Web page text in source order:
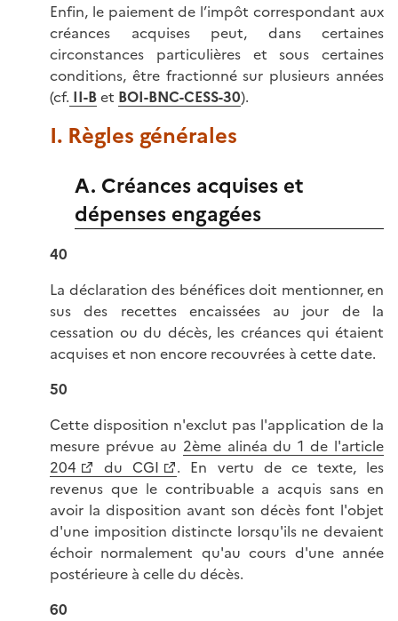
Enfin, le paiement de l’impôt correspondant aux
créances acquises peut, dans certaines
circonstances particulières et sous certaines
conditions, être fractionné sur plusieurs années
(cf. II-Bet BOI-BNC-CESS-30).
I. Règles générales
A. Créances acquises et
dépenses engagées
40
La déclaration des bénéfices doit mentionner, en
sus des recettes encaissées au jour de la
cessation ou du décès, les créances qui étaient
acquises et non encore recouvrées à cette date.
50
Cette disposition n'exclut pas l'application de la
mesure prévue au 2ème alinéa du 1 de l'article
204
du CGI
. En vertu de ce texte, les
revenus que le contribuable a acquis sans en
avoir la disposition avant son décès font l'objet
d'une imposition distincte lorsqu'ils ne devaient
échoir normalement qu'au cours d'une année
postérieure à celle du décès.
60